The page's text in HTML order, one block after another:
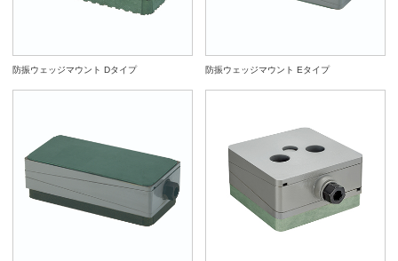
防振ウェッジマウント Dタイプ 防振ウェッジマウント Eタイプ